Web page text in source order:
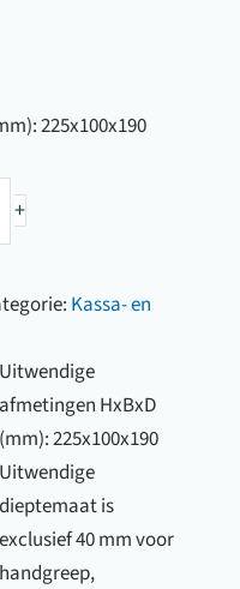
225x100x190
+
Kassa- en
Uitwendige
afmetingen HxBxD
(mm): 225x100x190
Uitwendige
dieptemaat is
exclusief 40 mm voor
handgreep,